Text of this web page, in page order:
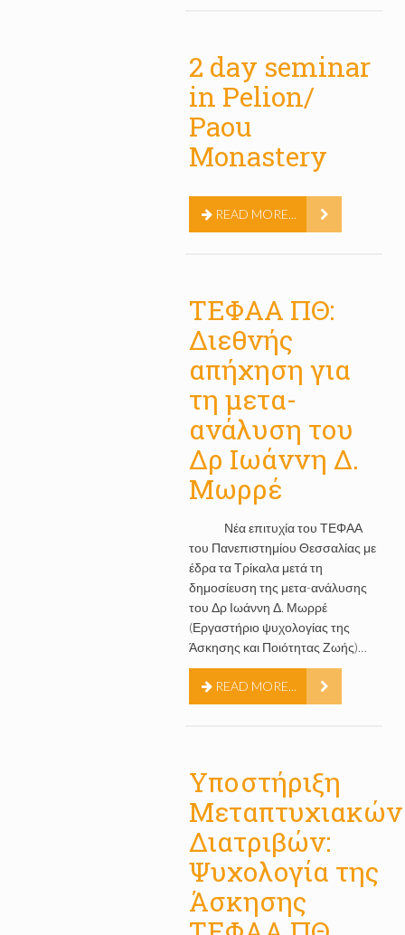
2 day seminar
in Pelion/
Paou
Monastery
READ MORE...
ΤΕΦΑΑ ΠΘ:
Διεθνής
απήχηση για
τη μετα-
ανάλυση του
Δρ Ιωάννη Δ.
Μωρρέ
Νέα επιτυχία του ΤΕΦΑΑ
του Πανεπιστημίου Θεσσαλίας με
έδρα τα Τρίκαλα μετά τη
δημοσίευση της μετα-ανάλυσης
του Δρ Ιωάννη Δ. Μωρρέ
(Εργαστήριο ψυχολογίας της
Άσκησης και Ποιότητας Ζωής)…
READ MORE...
Υποστήριξη
Μεταπτυχιακών
Διατριβών:
Ψυχολογία της
Άσκησης